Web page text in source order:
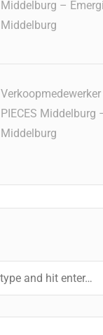
Middelburg –
Middelburg
PIECES Middelburg
Middelburg